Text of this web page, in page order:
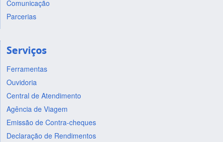
Comunicação
Parcerias
Serviços
Ferramentas
Ouvidoria
Central de Atendimento
Agência de Viagem
Emissão de Contra-cheques
Declaração de Rendimentos